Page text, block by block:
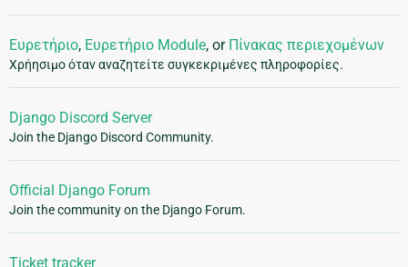
Ευρετήριο, Ευρετήριο Module, or Πίνακας περιεχομένων
Χρήησιμο όταν αναζητείτε συγκεκριμένες πληροφορίες.
Django Discord Server
Join the Django Discord Community.
Official Django Forum
Join the community on the Django Forum.
Ticket tracker